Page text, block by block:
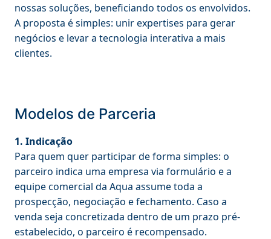
nossas soluções, beneficiando todos os envolvidos.
A proposta é simples: unir expertises para gerar
negócios e levar a tecnologia interativa a mais
clientes.
Modelos de Parceria
1. Indicação
Para quem quer participar de forma simples: o
parceiro indica uma empresa via formulário e a
equipe comercial da Aqua assume toda a
prospecção, negociação e fechamento. Caso a
venda seja concretizada dentro de um prazo pré-
estabelecido, o parceiro é recompensado.